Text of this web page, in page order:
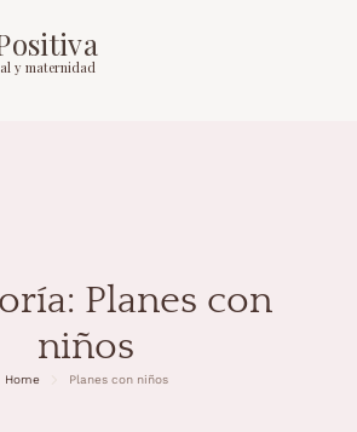
y maternidad
Planes con
niños
Home Planes con niños